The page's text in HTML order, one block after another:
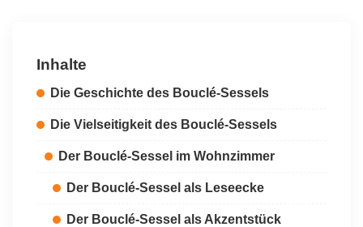
Inhalte
Die Geschichte des Bouclé-Sessels
Die Vielseitigkeit des Bouclé-Sessels
Der Bouclé-Sessel im Wohnzimmer
Der Bouclé-Sessel als Leseecke
Der Bouclé-Sessel als Akzentstück